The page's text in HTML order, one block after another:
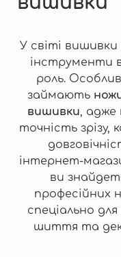
У світі вишивки
інструменти
роль.
займають
вишивки, адже
точність
інтернет-
ви
професійних
спеціально
шиття та